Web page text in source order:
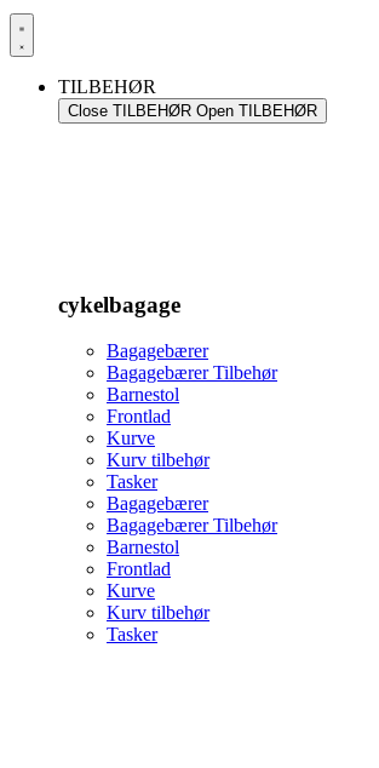
TILBEHØR
Close TILBEHØR Open TILBEHØR
cykelbagage
Bagagebærer
Bagagebærer Tilbehør
Barnestol
Frontlad
Kurve
Kurv tilbehør
Tasker
Bagagebærer
Bagagebærer Tilbehør
Barnestol
Frontlad
Kurve
Kurv tilbehør
Tasker